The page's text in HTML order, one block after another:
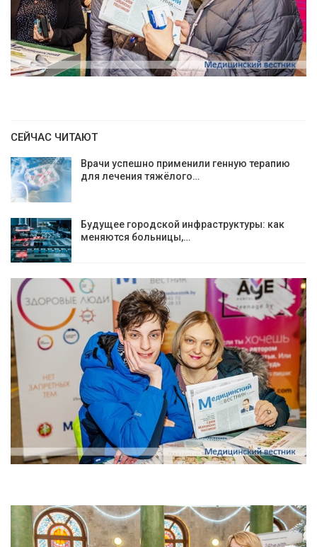
СЕЙЧАС ЧИТАЮТ
Врачи успешно применили генную терапию
для лечения тяжёлого…
Будущее городской инфраструктуры: как
меняются больницы,…